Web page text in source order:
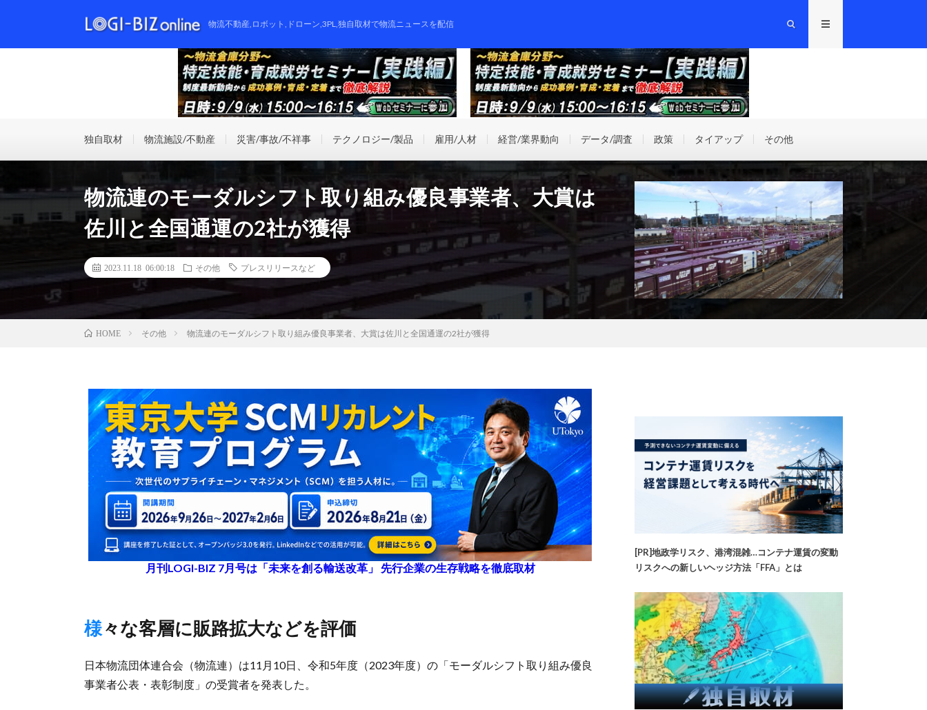
物流不動産,ロボット,ドローン,3PL,独自取材で物流ニュースを配信
独自取材 物流施設/不動産 災害/事故/不祥事 テクノロジー/製品 雇用/人材 経営/業界動向 データ/調査 政策 タイアップ その他
物流連のモーダルシフト取り組み優良事業者、大賞は
佐川と全国通運の2社が獲得
2023.11.18 06:00:18 その他 プレスリリースなど
HOME その他 物流連のモーダルシフト取り組み優良事業者、大賞は佐川と全国通運の2社が獲得
月刊LOGI-BIZ 7月号は「未来を創る輸送改革」 先行企業の生存戦略を徹底取材
様々な客層に販路拡大などを評価
日本物流団体連合会（物流連）は11月10日、令和5年度（2023年度）の「モーダルシフト取り組み優良
事業者公表・表彰制度」の受賞者を発表した。
[PR]地政学リスク、港湾混雑…コンテナ運賃の変動
リスクへの新しいヘッジ方法「FFA」とは